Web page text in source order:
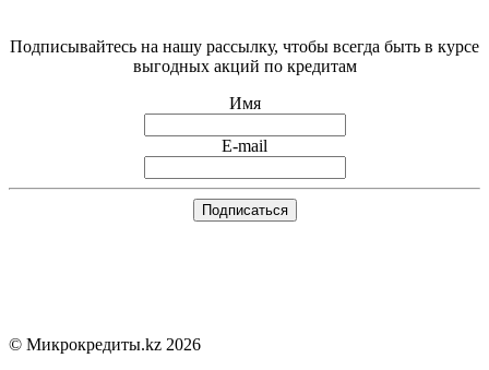
Подписывайтесь на нашу рассылку, чтобы всегда быть в курсе
выгодных акций по кредитам
Имя
E-mail
© Микрокредиты.kz 2026